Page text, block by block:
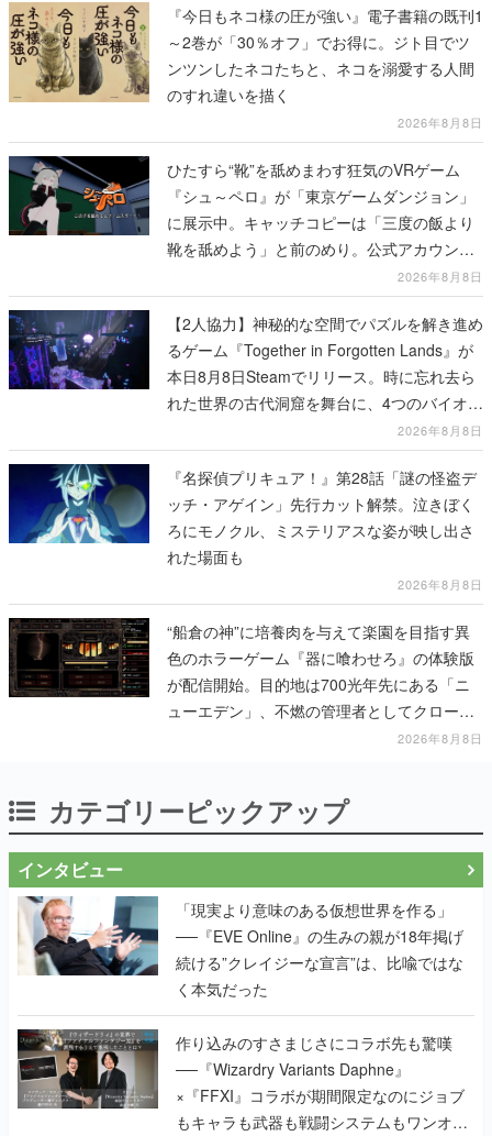
『今日もネコ様の圧が強い』電子書籍の既刊1
～2巻が「30％オフ」でお得に。ジト目でツ
ンツンしたネコたちと、ネコを溺愛する人間
のすれ違いを描く
2026年8月8日
ひたすら“靴”を舐めまわす狂気のVRゲーム
『シュ～ペロ』が「東京ゲームダンジョン」
に展示中。キャッチコピーは「三度の飯より
靴を舐めよう」と前のめり。公式アカウント
も開設され、2026年リリースに向けて開発中
2026年8月8日
【2人協力】神秘的な空間でパズルを解き進め
るゲーム『Together in Forgotten Lands』が
本日8月8日Steamでリリース。時に忘れ去ら
れた世界の古代洞窟を舞台に、4つのバイオー
2026年8月8日
『名探偵プリキュア！』第28話「謎の怪盗デ
ッチ・アゲイン」先行カット解禁。泣きぼく
ろにモノクル、ミステリアスな姿が映し出さ
れた場面も
2026年8月8日
“船倉の神”に培養肉を与えて楽園を目指す異
色のホラーゲーム『器に喰わせろ』の体験版
が配信開始。目的地は700光年先にある「ニ
ューエデン」、不燃の管理者としてクローン
人間を増やし、加工して神に捧げる2026年8月8日
カテゴリーピックアップ
インタビュー
「現実より意味のある仮想世界を作る」
──『EVE Online』の生みの親が18年掲げ
続ける”クレイジーな宣言”は、比喩ではな
く本気だった
作り込みのすさまじさにコラボ先も驚嘆
──『Wizardry Variants Daphne』
×『FFXI』コラボが期間限定なのにジョブ
もキャラも武器も戦闘システムもワンオフ